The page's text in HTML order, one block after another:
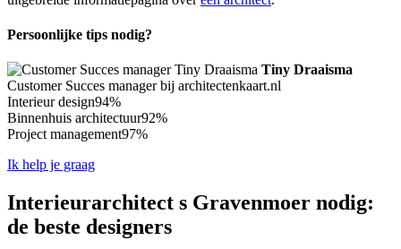
Persoonlijke tips nodig?
Tiny Draaisma
Customer Succes manager bij architectenkaart.nl
Interieur design94%
Binnenhuis architectuur92%
Project management97%
Ik help je graag
Interieurarchitect s Gravenmoer nodig:
de beste designers